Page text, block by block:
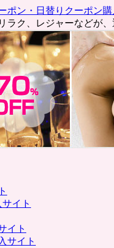
ポン・日替りクーポン
ラク、レジャーなどが
イト
イト
サイト